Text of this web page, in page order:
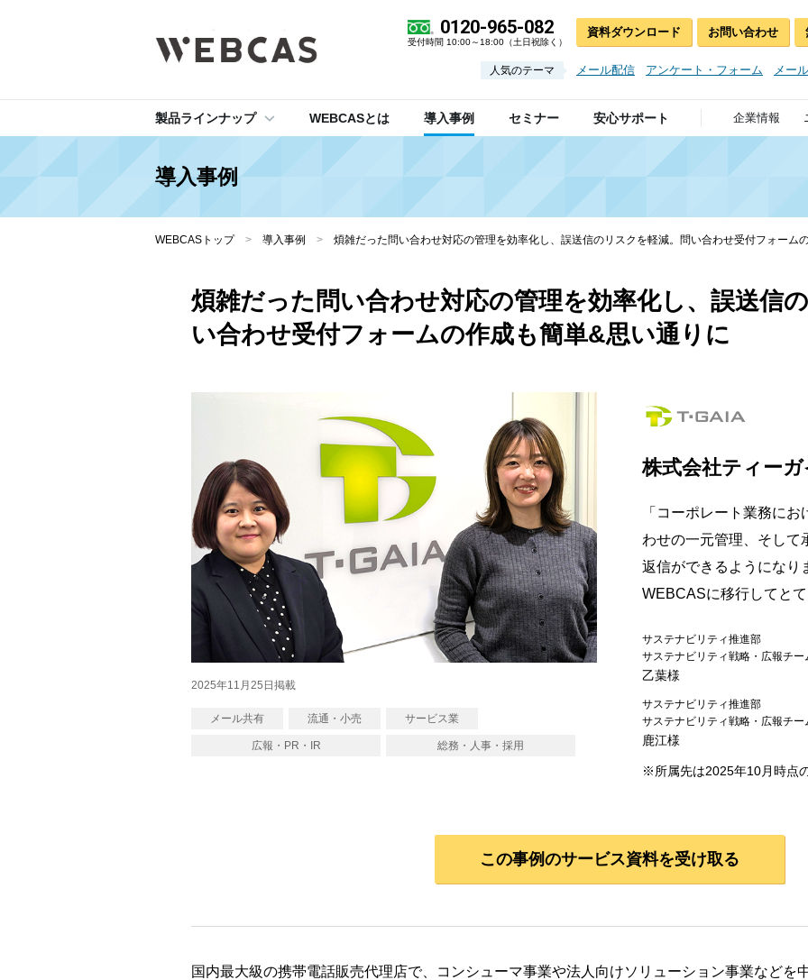
製品ラインナップ WEBCASとは 導入事例 セミナー 安心サポート 企業情報
0120-965-082
受付時間 10:00～18:00（土日祝除く）
資料ダウンロード お問い合わせ
人気のテーマ メール配信 アンケート・フォーム メー
導入事例
WEBCASトップ > 導入事例 > 煩雑だった問い合わせ対応の管理を効率化し、誤送信のリスクを軽減。問い合わせ受付フォーム
煩雑だった問い合わせ対応の管理を効率化し、誤送信
い合わせ受付フォームの作成も簡単&思い通りに
株式会社ティー
「コーポレート業務に
わせの一元管理、そして
返信ができるようになり
WEBCASに移行してとて
サステナビリティ推進部
サステナビリティ戦略・広報チー
乙葉様
サステナビリティ推進部
サステナビリティ戦略・広報チー
鹿江様
※所属先は2025年10月時点
メール共有 流通・小売 サービス業
広報・PR・IR 総務・人事・採用
2025年11月25日掲載
この事例のサービス資料を受け取る
国内最大級の携帯電話販売代理店で、コンシューマ事業や法人向けソリューション事業などを